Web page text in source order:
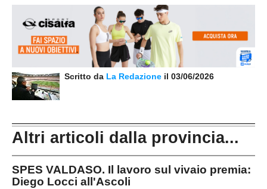
Scritto da La Redazione il 03/06/2026
Altri articoli dalla provincia...
SPES VALDASO. Il lavoro sul vivaio premia:
Diego Locci all'Ascoli